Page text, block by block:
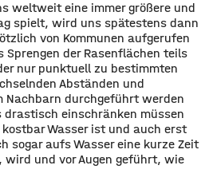
weltweit eine immer größere und
spielt, wird uns spätestens dann
von Kommunen aufgerufen
der Rasenflächen teils
nur punktuell zu bestimmten
Abständen und
Nachbarn durchgeführt werden
einschränken müssen
Wasser ist und auch erst
sogar aufs Wasser eine kurze Zeit
wird und vor Augen geführt, wie